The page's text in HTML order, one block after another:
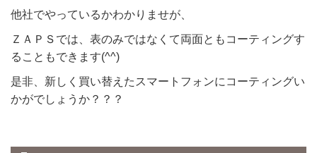
他社でやっているかわかりませが、
ＺＡＰＳでは、表のみではなくて両面ともコーティングす
ることもできます(^^)
是非、新しく買い替えたスマートフォンにコーティングい
かがでしょうか？？？